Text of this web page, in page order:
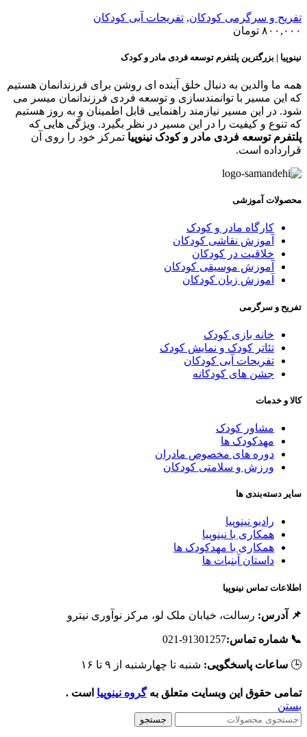
و سرگرمی کودکان,تفریحات آبی کودکان
تومان
| بزرگترین پلتفرم توسعه فردی مادر و کودک
ما والدین به دنبال خلق آینده ای روشن برای فرزندانمان هستیم
این مسیر با توانمندسازی و توسعه فردی فرزندانمان میسر می
در این مسیر نیازمند راهنمایی قابل اطمینان و به روز هستیم
تنوع و کیفیت را در این مسیر در نظر بگیرد. ویژگی هایی که
توسعه فردی مادر و کودک نینوپیاتمرکز خود را روی آن
است.
آموزشی
کارگاه مادر و کودک
آموزش نقاشی کودکان
خلاقیت در کودکان
آموزش موسیقی کودکان
آموزش زبان کودکان
و سرگرمی
خانه بازی کودک
تئاتر کودک و نمایش کودک
تفریحات آبی کودکان
جشن های کودکانه
و خدمات
مشاور کودک
مهدکودک ها
دوره های مخصوص مادران
ورزش و سلامتی کودکان
دسته‌بندی ها
رادیو نینوپیا
همکاری با نینوپیا
همکاری با مهدکودک ها
داستان آبنبات ها
تماس نینوپیا
آدرس: رسالت، خیابان ملک لو، مرکز نوآوری نیترو
شماره تماس: 91301257-021
ساعات پاسخگویی: شنبه تا چهارشنبه از ۹ تا ۱۶
حقوق این وبسایت متعلق بهگروه نینوپیااست .
جستجو